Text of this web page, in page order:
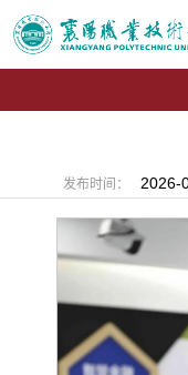
发布时间： 2026-